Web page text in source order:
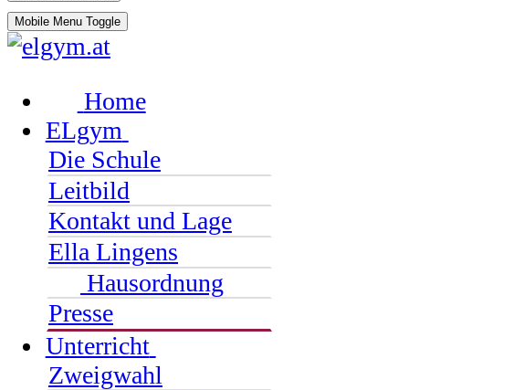
Mobile Menu Toggle
Home
ELgym
Die Schule
Leitbild
Kontakt und Lage
Ella Lingens
Hausordnung
Presse
Unterricht
Zweigwahl